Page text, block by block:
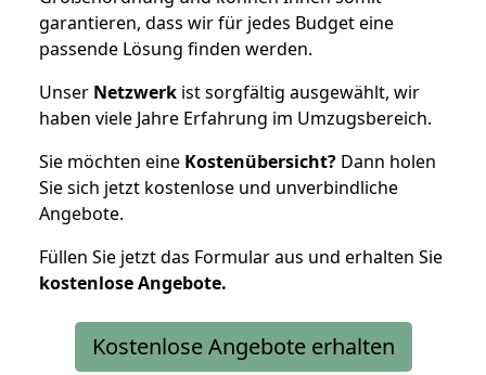
garantieren, dass wir für jedes Budget eine
passende Lösung finden werden.
Unser Netzwerk ist sorgfältig ausgewählt, wir
haben viele Jahre Erfahrung im Umzugsbereich.
Sie möchten eine Kostenübersicht? Dann holen
Sie sich jetzt kostenlose und unverbindliche
Angebote.
Füllen Sie jetzt das Formular aus und erhalten Sie
kostenloseAngebote.
Kostenlose Angebote erhalten